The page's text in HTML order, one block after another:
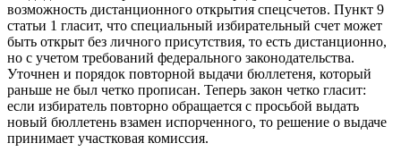
возможность дистанционного открытия спецсчетов. Пункт 9
статьи 1 гласит, что специальный избирательный счет может
быть открыт без личного присутствия, то есть дистанционно,
но с учетом требований федерального законодательства.
Уточнен и порядок повторной выдачи бюллетеня, который
раньше не был четко прописан. Теперь закон четко гласит:
если избиратель повторно обращается с просьбой выдать
новый бюллетень взамен испорченного, то решение о выдаче
принимает участковая комиссия.